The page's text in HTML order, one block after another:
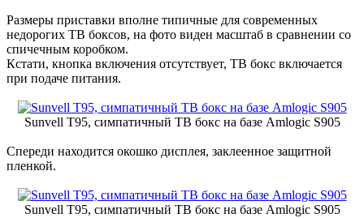
Размеры приставки вполне типичные для современных
недорогих ТВ боксов, на фото виден масштаб в сравнении со
спичечным коробком.
Кстати, кнопка включения отсутствует, ТВ бокс включается
при подаче питания.
Sunvell T95, симпатичный ТВ бокс на базе Amlogic S905
Спереди находится окошко дисплея, заклеенное защитной
пленкой.
Sunvell T95, симпатичный ТВ бокс на базе Amlogic S905